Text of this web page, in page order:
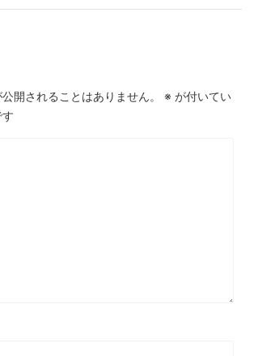
開されることはありません。 ※ が付いてい